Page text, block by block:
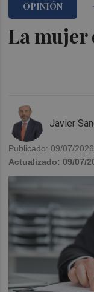
La mujer
OPINIÓN
Javier
Publicado: 09/07/
Actualizado: 09/07/